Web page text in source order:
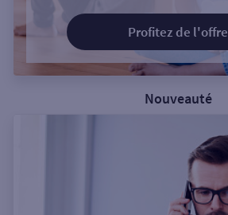
Profitez de l'offre
Nouveauté